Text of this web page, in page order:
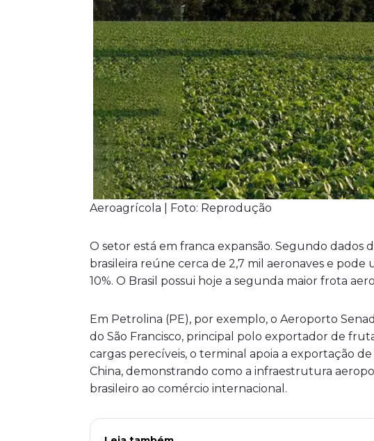
Aeroagrícola | Foto: Reprodução
O setor está em franca expansão. Segundo dados
brasileira reúne cerca de 2,7 mil aeronaves e
10%. O Brasil possui hoje a segunda maior frota
Em Petrolina (PE), por exemplo, o Aeroporto
do São Francisco, principal polo exportador de
cargas perecíveis, o terminal apoia a exportação
China, demonstrando como a infraestrutura
brasileiro ao comércio internacional.